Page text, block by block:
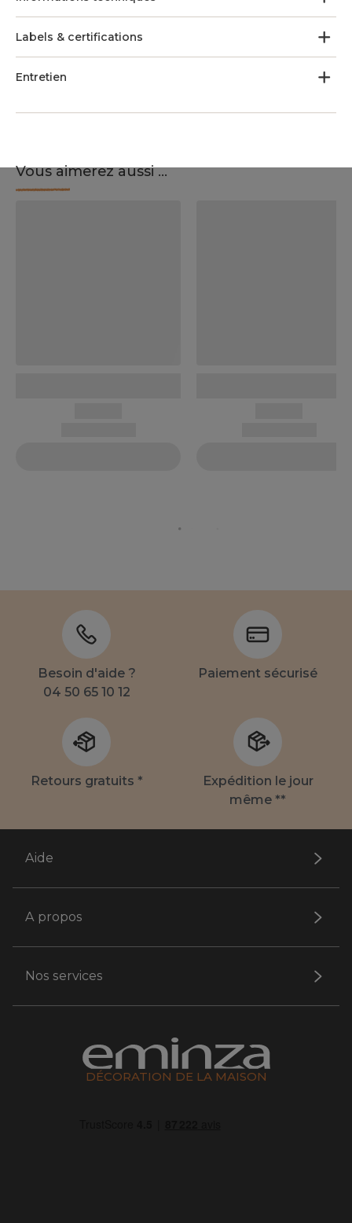
Labels & certifications
Entretien
Vous aimerez aussi ...
Besoin d'aide ?
04 50 65 10 12
Paiement sécurisé
Retours gratuits *
Expédition le jour
même **
Aide
A propos
Nos services
DÉCORATION DE LA MAISON